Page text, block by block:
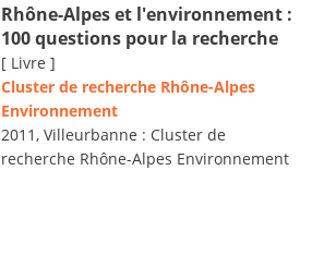
Rhône-Alpes et l'environnement :
100 questions pour la recherche
[ Livre ]
Cluster de recherche Rhône-Alpes
Environnement
2011, Villeurbanne : Cluster de
recherche Rhône-Alpes Environnement